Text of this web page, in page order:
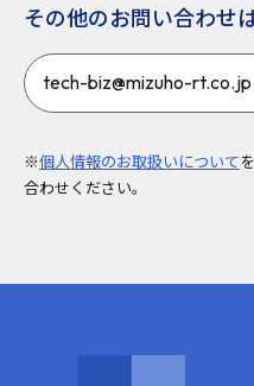
その他のお問い合わせ
tech-biz@mizuho-rt.co.jp
※個人情報のお取扱いについて
合わせください。